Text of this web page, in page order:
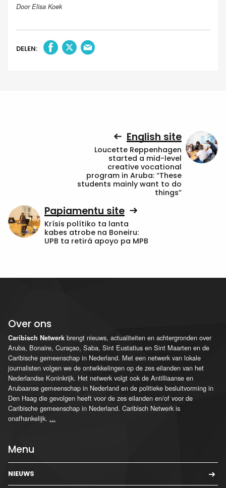
Door Elisa Koek
DELEN:
English site
Loucette Reppenhagen
started a mid-level
creative vocational
program in Aruba: “These
students mainly want to do
things”
Papiamentu site
Krísis polítiko ta lanta
kabes atrobe na Boneiru:
UPB ta retirá apoyo pa MPB
Over ons
Caribisch Netwerk brengt nieuws, actualiteiten en achtergronden over
Aruba, Bonaire, Curaçao, Saba, Sint Eustatius en Sint Maarten en de
Caribische gemeenschap in Nederland. Met een netwerk van lokale
journalisten volgen we de ontwikkelingen op de zes eilanden van het
Nederlandse Koninkrijk. Het netwerk volgt ook de Antilliaanse en
Arubaanse gemeenschap in Nederland en de politieke besluitvorming in
Den Haag die gevolgen heeft voor de zes eilanden en/of voor de
Caribische gemeenschap in Nederland. Caribisch Netwerk is
onafhankelijk. ...
Menu
NIEUWS